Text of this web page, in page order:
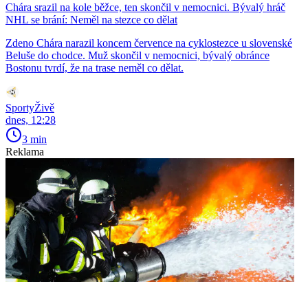
Chára srazil na kole běžce, ten skončil v nemocnici. Bývalý hráč
NHL se brání: Neměl na stezce co dělat
Zdeno Chára narazil koncem července na cyklostezce u slovenské
Beluše do chodce. Muž skončil v nemocnici, bývalý obránce
Bostonu tvrdí, že na trase neměl co dělat.
SportyŽivě
dnes, 12:28
3 min
Reklama